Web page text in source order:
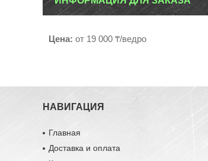
Цена: от 19 000 ₸/ведро
НАВИГАЦИЯ
Главная
Доставка и оплата